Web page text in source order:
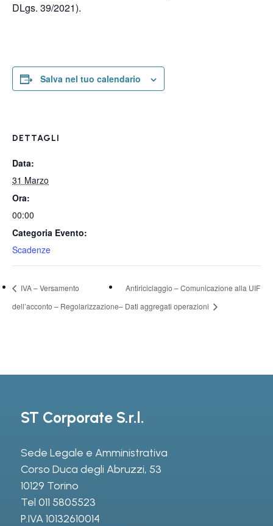
DLgs. 39/2021).
Salva nel tuo calendario
DETTAGLI
Data:
31 Marzo
Ora:
00:00
Categoria Evento:
Scadenze
IVA – Versamento
dell’acconto – Regolarizzazione
Antiriciclaggio – Comunicazione alla UIF
– Dati aggregati operazioni
ST Corporate S.r.l.
Sede Legale e Amministrativa
Corso Duca degli Abruzzi, 53
10129 Torino
Tel 011 5805523
P.IVA 10132610014